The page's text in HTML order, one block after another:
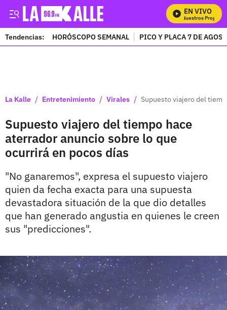
EN VIVO
Mira Todos Nuestros Programas
Tendencias: HORÓSCOPO SEMANAL PICO Y PLACA 7 DE
La Kalle / Entretenimiento / Virales / Supuesto viajero del
Supuesto viajero del tiempo hace
aterrador anuncio sobre lo que
ocurrirá en pocos días
"No ganaremos", expresa el supuesto viajero
quien da fecha exacta para una supuesta
devastadora situación de la que dio detalles
que han generado angustia en quienes le creen
sus "predicciones".